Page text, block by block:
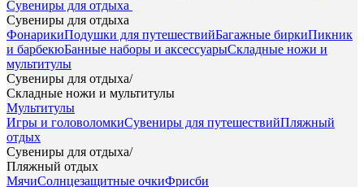
Сувениры для отдыха
Сувениры для отдыха
ФонарикиПодушки для путешествийБагажные биркиПикник
и барбекюБанные наборы и аксессуарыСкладные ножи и
мультитулы
Сувениры для отдыха/
Складные ножи и мультитулы
Мультитулы
Игры и головоломкиСувениры для путешествийПляжный
отдых
Сувениры для отдыха/
Пляжный отдых
МячиСолнцезащитные очкиФрисби